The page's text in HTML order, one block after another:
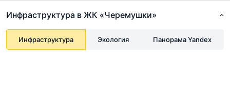
Инфраструктура в ЖК «Черемушки»
Инфраструктура Экология Панорама Yandex